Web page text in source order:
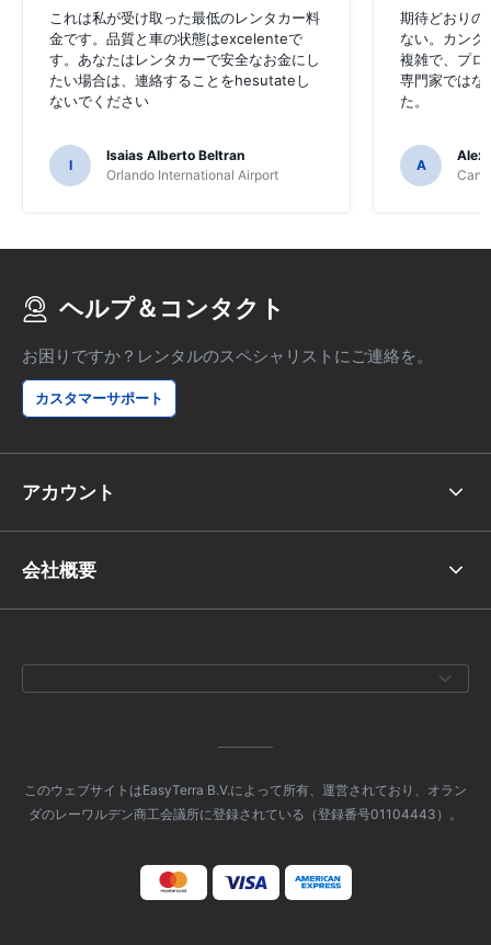
これは私が受け取った最低のレンタカー料
金です。品質と車の状態はexcelenteで
す。あなたはレンタカーで安全なお金にし
たい場合は、連絡することをhesutateし
ないでください
I
Isaias Alberto Beltran
Orlando International Airport
期待どおりの
ない。カンク
複雑で、プロ
専門家ではな
た。
A
Alex
ヘルプ＆コンタクト
お困りですか？レンタルのスペシャリストにご連絡を。
カスタマーサポート
アカウント
会社概要
このウェブサイトはEasyTerra B.V.によって所有、運営されており、オラン
ダのレーワルデン商工会議所に登録されている（登録番号01104443）。